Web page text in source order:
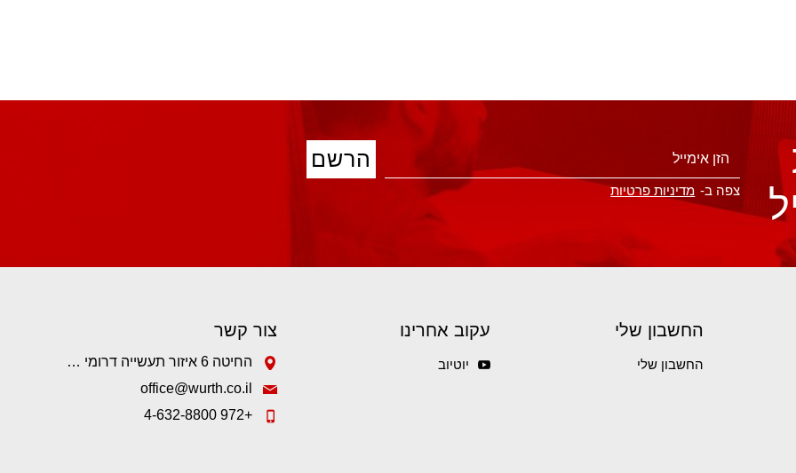
צפה ב- מדיניות פרטיות
החשבון שלי
החשבון שלי
עקוב אחרינו
יוטיוב
צור קשר
החיטה 6 איזור תעשייה דרומי קיסריה.
office@wurth.co.il
+972 4-632-8800